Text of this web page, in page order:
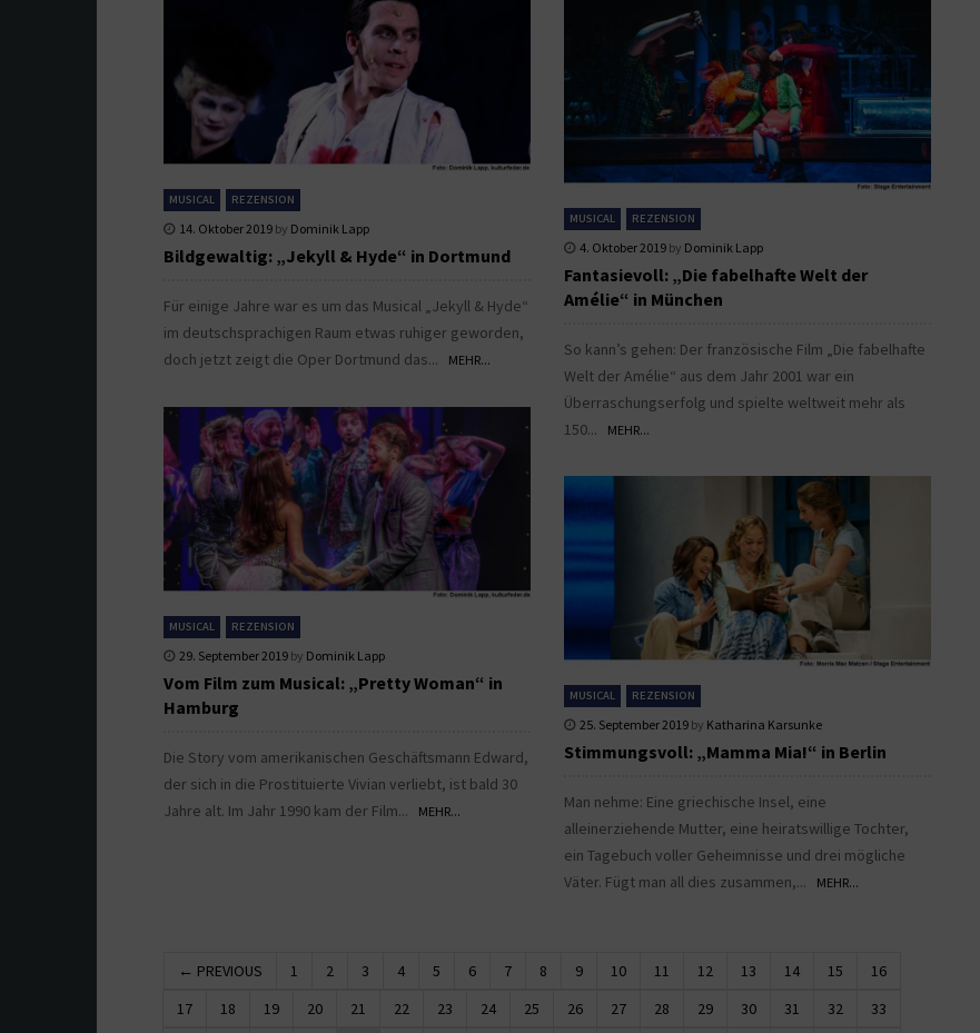
MUSICAL REZENSION
14. Oktober 2019 by Dominik Lapp
Bildgewaltig: „Jekyll & Hyde“ in Dortmund
Für einige Jahre war es um das Musical „Jekyll & Hyde“
im deutschsprachigen Raum etwas ruhiger geworden,
doch jetzt zeigt die Oper Dortmund das...
MEHR...
MUSICAL REZENSION
4. Oktober 2019 by Dominik Lapp
Fantasievoll: „Die fabelhafte Welt der
Amélie“ in München
So kann’s gehen: Der französische Film „Die fabelhafte
Welt der Amélie“ aus dem Jahr 2001 war ein
Überraschungserfolg und spielte weltweit mehr als
150...
MEHR...
MUSICAL REZENSION
29. September 2019 by Dominik Lapp
Vom Film zum Musical: „Pretty Woman“ in
Hamburg
Die Story vom amerikanischen Geschäftsmann Edward,
der sich in die Prostituierte Vivian verliebt, ist bald 30
Jahre alt. Im Jahr 1990 kam der Film...
MEHR...
MUSICAL REZENSION
25. September 2019 by Katharina Karsunke
Stimmungsvoll: „Mamma Mia!“ in Berlin
Man nehme: Eine griechische Insel, eine
alleinerziehende Mutter, eine heiratswillige Tochter,
ein Tagebuch voller Geheimnisse und drei mögliche
Väter. Fügt man all dies zusammen,...
MEHR...
← PREVIOUS 1 2 3 4 5 6 7 8 9 10 11 12 13 14 15
16
17
18 19 20 21 22 23 24 25 26 27 28 29 30 31 32 33